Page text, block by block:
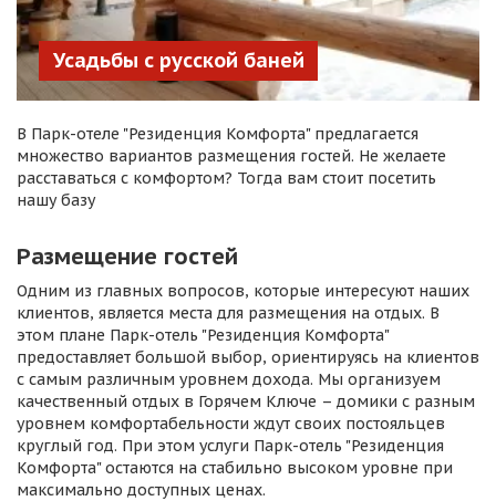
Усадьбы с русской баней
В Парк-отеле "Резиденция Комфорта" предлагается
множество вариантов размещения гостей. Не желаете
расставаться с комфортом? Тогда вам стоит посетить
нашу базу
Размещение гостей
Одним из главных вопросов, которые интересуют наших
клиентов, является места для размещения на отдых. В
этом плане Парк-отель "Резиденция Комфорта"
предоставляет большой выбор, ориентируясь на клиентов
с самым различным уровнем дохода. Мы организуем
качественный отдых в Горячем Ключе – домики с разным
уровнем комфортабельности ждут своих постояльцев
круглый год. При этом услуги Парк-отель "Резиденция
Комфорта" остаются на стабильно высоком уровне при
максимально доступных ценах.